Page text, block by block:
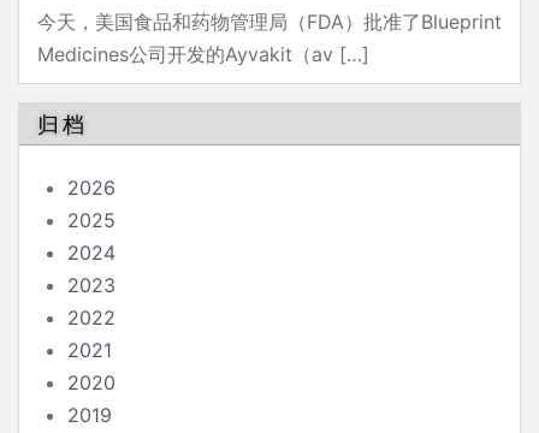
今天，美国食品和药物管理局（FDA）批准了Blueprint
Medicines公司开发的Ayvakit（av […]
归档
2026
2025
2024
2023
2022
2021
2020
2019